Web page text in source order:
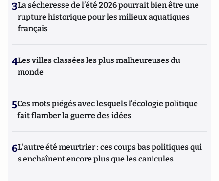
3La sécheresse de l’été 2026 pourrait bien être une
rupture historique pour les milieux aquatiques
français
4Les villes classées les plus malheureuses du
monde
5Ces mots piégés avec lesquels l’écologie politique
fait flamber la guerre des idées
6L'autre été meurtrier : ces coups bas politiques qui
s'enchaînent encore plus que les canicules